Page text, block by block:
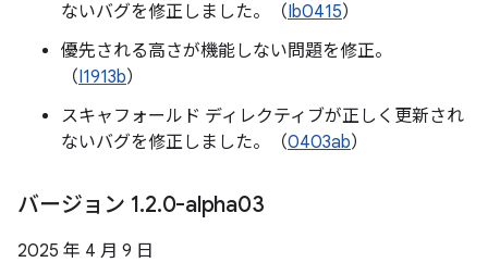
ないバグを修正しました。（Ib0415）
優先される高さが機能しない問題を修正。
（I1913b）
スキャフォールド ディレクティブが正しく更新され
ないバグを修正しました。（0403ab）
バージョン 1.2.0-alpha03
2025 年 4 月 9 日